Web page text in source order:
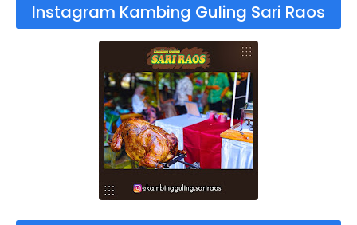
Instagram Kambing Guling Sari Raos